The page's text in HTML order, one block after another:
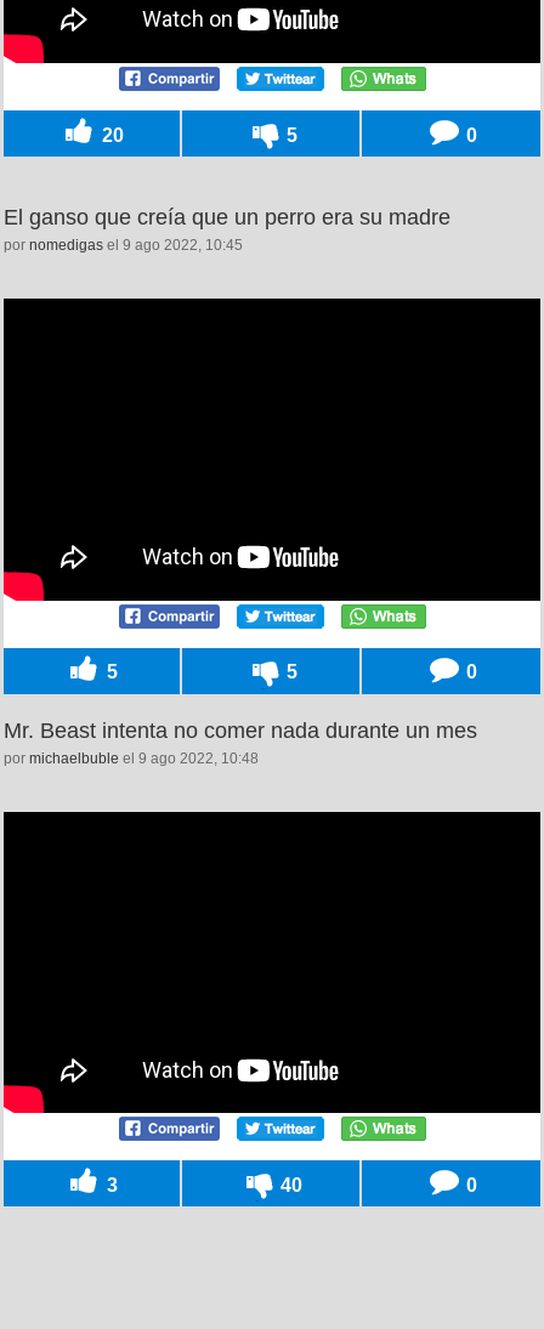
20 5 0
El ganso que creía que un perro era su madre
por nomedigas el 9 ago 2022, 10:45
5 5 0
Mr. Beast intenta no comer nada durante un mes
por michaelbuble el 9 ago 2022, 10:48
3 40 0